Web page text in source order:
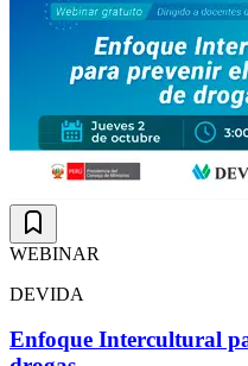
WEBINAR
DEVIDA
Enfoque Intercultural